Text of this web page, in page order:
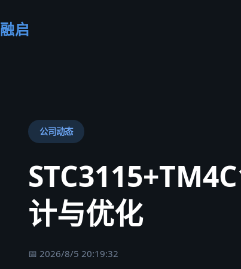
融启
公司动态
计与优化
📅 2026/8/5 20:19:32